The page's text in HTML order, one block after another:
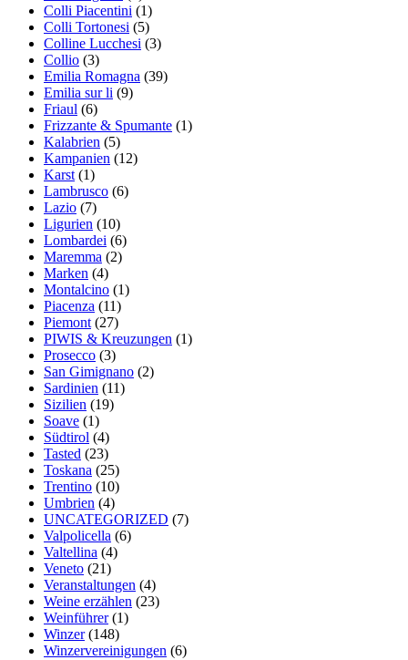
Colli Piacentini (1)
Colli Tortonesi (5)
Colline Lucchesi (3)
Collio (3)
Emilia Romagna (39)
Emilia sur li (9)
Friaul (6)
Frizzante & Spumante (1)
Kalabrien (5)
Kampanien (12)
Karst (1)
Lambrusco (6)
Lazio (7)
Ligurien (10)
Lombardei (6)
Maremma (2)
Marken (4)
Montalcino (1)
Piacenza (11)
Piemont (27)
PIWIS & Kreuzungen (1)
Prosecco (3)
San Gimignano (2)
Sardinien (11)
Sizilien (19)
Soave (1)
Südtirol (4)
Tasted (23)
Toskana (25)
Trentino (10)
Umbrien (4)
UNCATEGORIZED (7)
Valpolicella (6)
Valtellina (4)
Veneto (21)
Veranstaltungen (4)
Weine erzählen (23)
Weinführer(1)
Winzer(148)
Winzervereinigungen (6)